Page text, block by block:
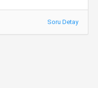
Soru Detay